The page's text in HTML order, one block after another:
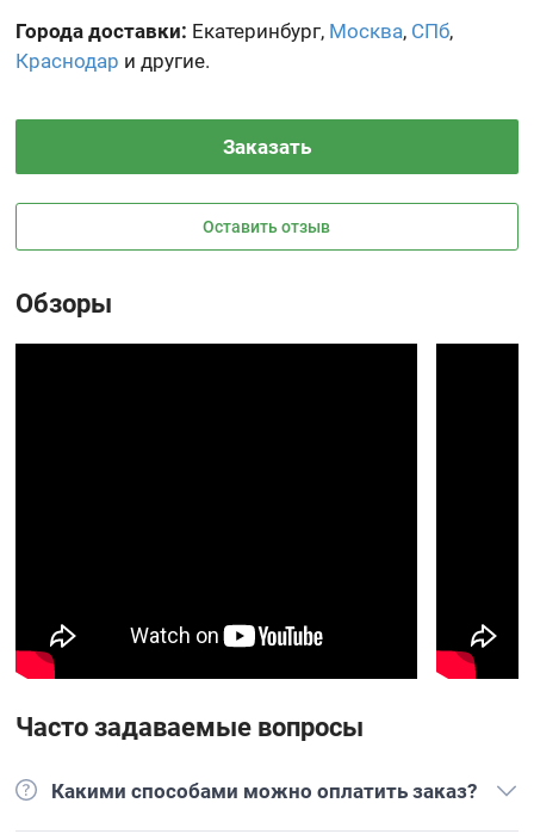
Города доставки: Екатеринбург, Москва, СПб,
Краснодар и другие.
Заказать
Оставить отзыв
Обзоры
Часто задаваемые вопросы
Какими способами можно оплатить заказ?